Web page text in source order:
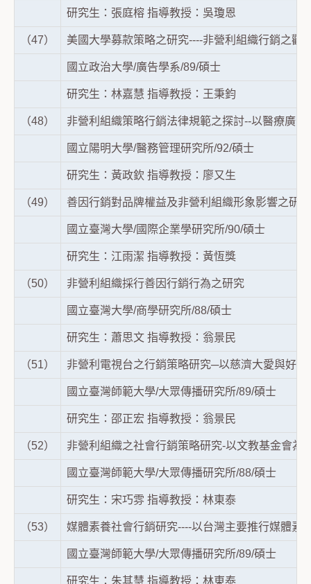
研究生：張庭榕 指導教授：吳瓊恩
（47） 美國大學募款策略之研究----非營利組織行銷之觀
國立政治大學/廣告學系/89/碩士
研究生：林嘉慧 指導教授：王秉鈞
（48） 非營利組織策略行銷法律規範之探討--以醫療廣告
國立陽明大學/醫務管理研究所/92/碩士
研究生：黃政欽 指導教授：廖又生
（49） 善因行銷對品牌權益及非營利組織形象影響之研究
國立臺灣大學/國際企業學研究所/90/碩士
研究生：江雨潔 指導教授：黃恆獎
（50） 非營利組織採行善因行銷行為之研究
國立臺灣大學/商學研究所/88/碩士
研究生：蕭思文 指導教授：翁景民
（51） 非營利電視台之行銷策略研究─以慈濟大愛與好消
國立臺灣師範大學/大眾傳播研究所/89/碩士
研究生：邵正宏 指導教授：翁景民
（52） 非營利組織之社會行銷策略研究-以文教基金會為
國立臺灣師範大學/大眾傳播研究所/88/碩士
研究生：宋巧雰 指導教授：林東泰
（53） 媒體素養社會行銷研究----以台灣主要推行媒體素
國立臺灣師範大學/大眾傳播研究所/89/碩士
研究生：朱其慧 指導教授：林東泰